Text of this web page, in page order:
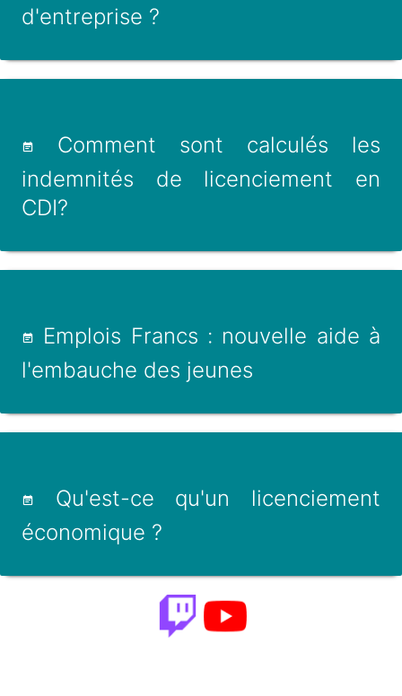
d'entreprise ?
Comment sont calculés les
indemnités de licenciement en
CDI?
Emplois Francs : nouvelle aide à
l'embauche des jeunes
Qu'est-ce qu'un licenciement
économique ?